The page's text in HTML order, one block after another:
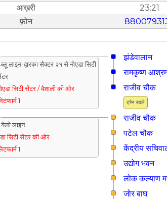
आख़री
23:21
फ़ोन
झंडेवालान
लाइन-द्वारका सैक्टर २१ से नोएडा सिटी
सिटी सेंटर / वैशाली की ओर
1
रामकृष्ण आश्रम
ट्रैन बदलें
राजीव चौक
राजीव चौक
लाइन
सिटी सेंटर की ओर
1
पटेल चौक
केंद्रीय
उद्योग भवन
लोक कल्याण
जोर बाघ